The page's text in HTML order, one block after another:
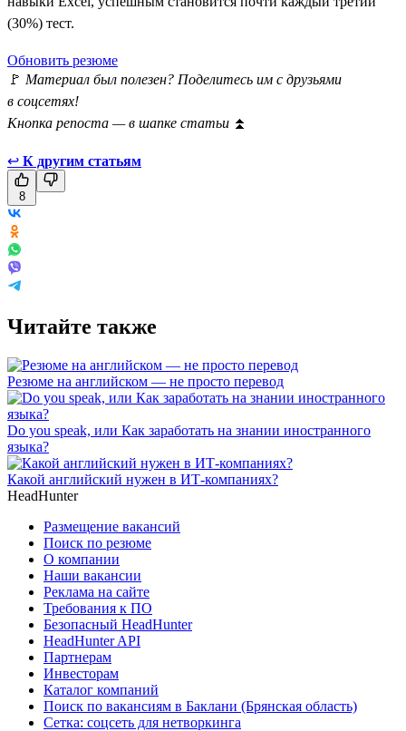
(30%) тест.
Обновить резюме
🚩 Материал был полезен? Поделитесь им с друзьями
в соцсетях!
Кнопка репоста — в шапке статьи ⏫
↩ К другим статьям
8
Читайте также
Резюме на английском — не просто перевод
Do you speak, или Как заработать на знании иностранного
языка?
Какой английский нужен в ИТ-компаниях?
HeadHunter
Размещение вакансий
Поиск по резюме
О компании
Наши вакансии
Реклама на сайте
Требования к ПО
Безопасный HeadHunter
HeadHunter API
Партнерам
Инвесторам
Каталог компаний
Поиск по вакансиям в Баклани (Брянская область)
Сетка: соцсеть для нетворкинга